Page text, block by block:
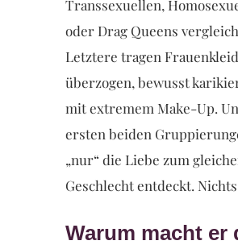
Transsexuellen,
oder Drag Queens
Letztere tragen
überzogen, bewusst
mit extremem Make-Up.
ersten beiden
„nur“ die Liebe zum
Geschlecht entdeckt.
Warum macht er